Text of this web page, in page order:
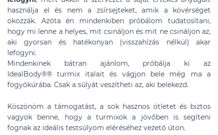
használja el és nem a zsírsejteket, amik a kövérséget
okozzák. Azóta én mindenkiben próbálom tudatosítani,
hogy mi lenne a helyes, mit csináljon és mit ne csináljon az,
aki gyorsan és hatékonyan (visszahízás nélkül) akar
lefogyni.
Mindenkinek bátran ajánlom, próbálja ki az
IdealBody®® turmix italait és vágjon bele még ma a
fogyókúrába. Csak a súlyát veszítheti az, aki belekezd.
Köszönöm a támogatást, a sok hasznos ötletet és biztos
vagyok benne, hogy a turmixok a jövőben is segíteni
fognak az ideális testsúlyom eléréséhez vezető úton.